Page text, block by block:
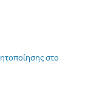
στο